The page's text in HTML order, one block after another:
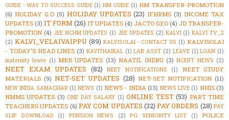
GUIDE - WAY TO SUCCESS GUIDE (1) HM GUIDE (1) HM TRANSFER-PROMOTION
(6) HOLIDAY G.O (5) HOLIDAY UPDATES (23) IFHRMS (3) INCOME TAX
UPDATES (3) IT FORM (26) IT UPDATES (4) JACTO GEO (4) JD TRANSFER-
PROMOTION (4) JEE NCHM UPDATES (1) JEE UPDATES (2) KALVI (1) KALVI TV_2
(2) KALVI_VELAIVAIPPU (89) KALVISOLAI - CONTACT US (1) KALVISOLAI
- TODAY'S HEAD LINES (3) KAVITHAIKAL (1) LAB ASST (2) LEAVE (1) LOAN (1)
maternity leave (1) MRB UPDATES (13) NAATIL INDRU (3) NCERT NEWS (2)
NEET EXAM UPDATES (82) NEET NOTIFICATIONS (1)
NEET STUDY
MATERIALS (9) NET-SET UPDATES (28) NET-SET NOTIFICATION (11)
NEW INDIA SAMACHAR (1) NEWS (1) NEWS - INDIA (13) NEWS LIVE (1) NHIS (3)
NMMS UPDATES (3) ONE DAY SALARY (1) ONLINE TEST (53) PART TIME
TEACHERS UPDATES (6) PAY COM UPDATES (32) PAY ORDERS (28) PAY
SLIP DOWNLOAD
(1) PENSION NEWS (2) PG SENIORITY LIST (1)
POLICE